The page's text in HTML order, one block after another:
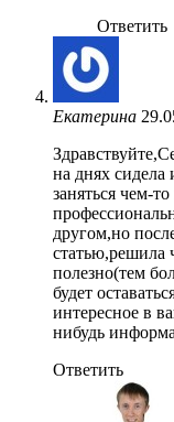
Ответить
Екатерина
на днях сидела
заняться чем-
другом,но
статью,решила
полезно(тем
будет
интересное в
нибудь
Ответить